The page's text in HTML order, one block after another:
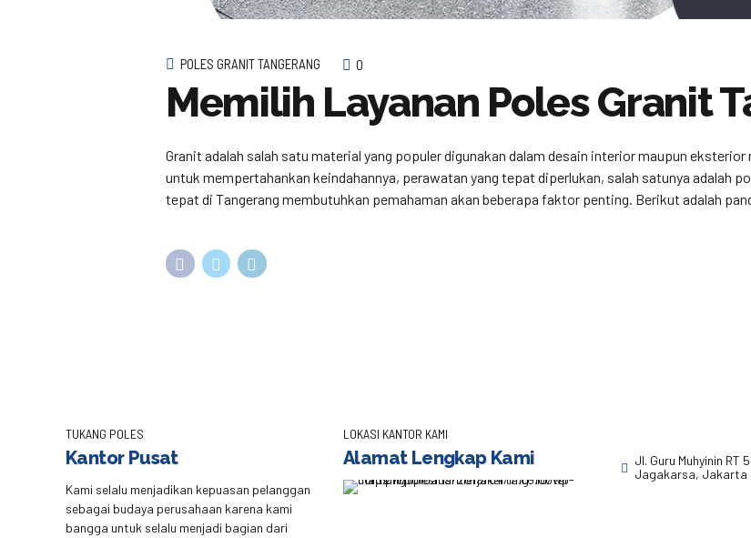
POLES GRANIT TANGERANG 0
Memilih Layanan Poles Granit
Granit adalah salah satu material yang populer digunakan dalam desain interior maupun
untuk mempertahankan keindahannya, perawatan yang tepat diperlukan, salah satunya adalah
tepat di Tangerang membutuhkan pemahaman akan beberapa faktor penting. Berikut adalah
TUKANG POLES
Kantor Pusat
Kami selalu menjadikan kepuasan pelanggan
sebagai budaya perusahaan karena kami
bangga untuk selalu menjadi bagian dari
LOKASI KANTOR KAMI
Alamat Lengkap Kami
Jl. Guru Muhyinin RT
Jagakarsa, Jakarta